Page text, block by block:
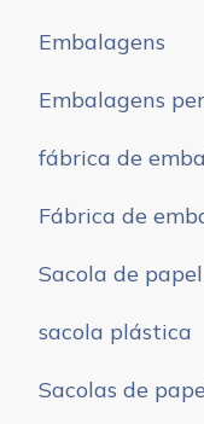
Embalagens
Embalagens
fábrica de
Fábrica de
Sacola de
sacola plástica
Sacolas de